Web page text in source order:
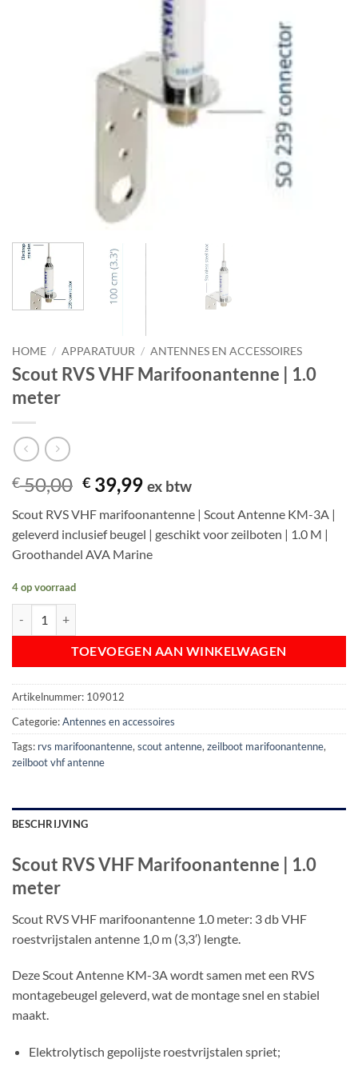
HOME / APPARATUUR / ANTENNES EN ACCESSOIRES
Scout RVS VHF Marifoonantenne | 1.0
meter
€50,00 Oorspronkelijke
prijs
was:
€ 50,00.
€ 39,99Huidige
is:
€ 39,99.
ex btw
Scout RVS VHF marifoonantenne | Scout Antenne KM-3A |
geleverd inclusief beugel | geschikt voor zeilboten | 1.0 M |
Groothandel AVA Marine
4 op voorraad
TOEVOEGEN AAN WINKELWAGEN
Artikelnummer: 109012
Categorie:Antennes en accessoires
Tags: rvs marifoonantenne, scout antenne, zeilboot marifoonantenne,
zeilboot vhf antenne
BESCHRIJVING
Scout RVS VHF Marifoonantenne | 1.0
meter
Scout RVS VHF marifoonantenne 1.0 meter: 3 db VHF
roestvrijstalen antenne 1,0 m (3,3′) lengte.
Deze Scout Antenne KM-3A wordt samen met een RVS
montagebeugel geleverd, wat de montage snel en stabiel
maakt.
Elektrolytisch gepolijste roestvrijstalen spriet;